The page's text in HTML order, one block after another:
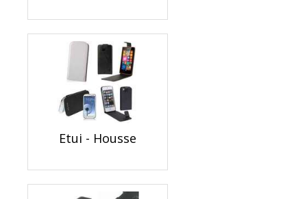
Etui - Housse